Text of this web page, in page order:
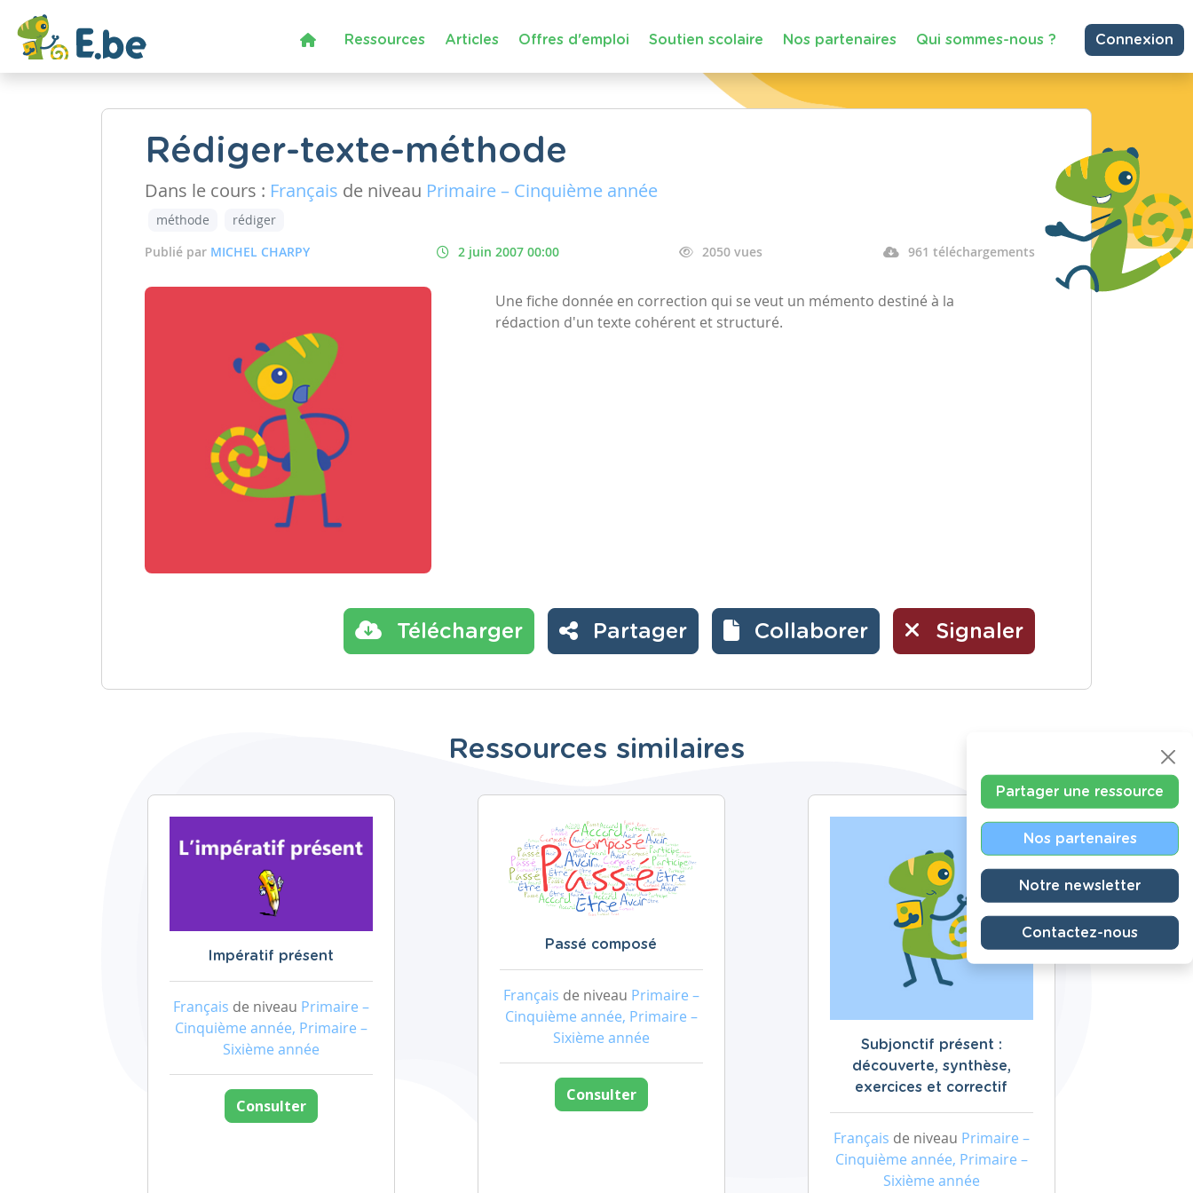
Ressources Articles Offres d'emploi Soutien scolaire Nos partenaires Qui sommes-nous ? Connexion
Rédiger-texte-méthode
Dans le cours : Français de niveau Primaire – Cinquième année
méthode
rédiger
Publié par MICHEL CHARPY 2 juin 2007 00:00 2050 vues 961 téléchargements
Une fiche donnée en correction qui se veut un mémento destiné à la
rédaction d'un texte cohérent et structuré.
Télécharger Partager Collaborer Signaler
Ressources similaires
Impératif présent
Français de niveau Primaire –
Cinquième année, Primaire –
Sixième année
Consulter
Passé composé
Français de niveau Primaire –
Cinquième année, Primaire –
Sixième année
Consulter
Subjonctif présent :
découverte, synthèse,
exercices et correctif
Français de niveau Primaire –
Cinquième année, Primaire –
Sixième année
Partager une ressource
Nos partenaires
Notre newsletter
Contactez-nous